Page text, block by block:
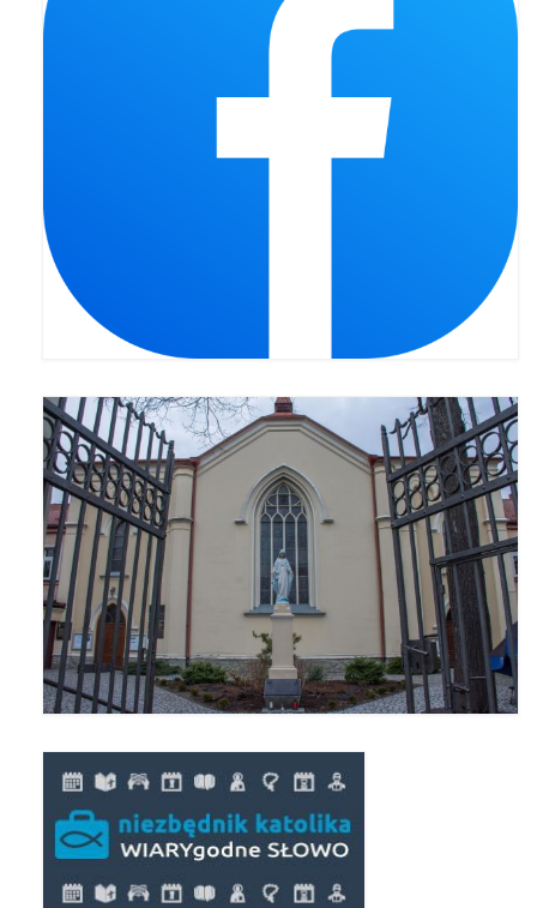
Bierzmowanie 24.10.2022r.
Odpust 2022
Pasterka 2021
Odpust 2021
Kościół Stacyjny Wielkiego Postu 2021
Pierwsza Komunia Święta
Pierwsza Komunia Święta – Grupa 1
Pierwsza Komunia Święta – Grupa 2
Pierwsza Komunia Święta – Grupa 3
Boże Ciało
Uroczystość Św. Jakuba Apostoła 2020
Wizytacja Kanoniczna 21.06.2020
Boże Ciało 2020